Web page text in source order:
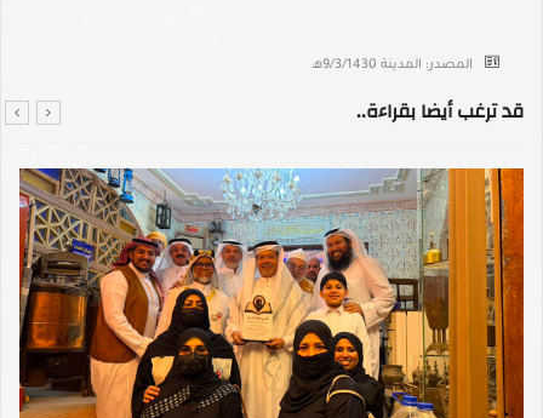
المصدر: المدينة 9/3/1430هـ
قد ترغب أيضا بقراءة..